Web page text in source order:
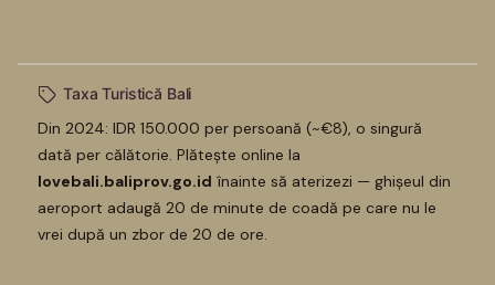
Taxa Turistică Bali
Din 2024: IDR 150.000 per persoană (~€8), o singură
dată per călătorie. Plătește online la
lovebali.baliprov.go.id înainte să aterizezi — ghișeul din
aeroport adaugă 20 de minute de coadă pe care nu le
vrei după un zbor de 20 de ore.